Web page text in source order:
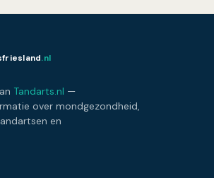
.nl
Tandarts.nl —
over mondgezondheid,
en